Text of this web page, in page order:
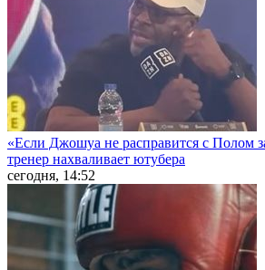
«Если Джошуа не расправится с Полом
тренер нахваливает ютубера
сегодня, 14:52